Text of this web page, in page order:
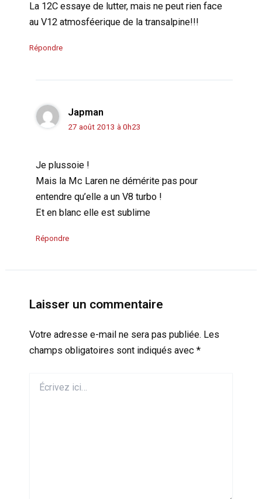
La 12C essaye de lutter, mais ne peut rien face
au V12 atmosféerique de la transalpine!!!
Répondre
Japman
27 août 2013 à 0h23
Je plussoie !
Mais la Mc Laren ne démérite pas pour
entendre qu’elle a un V8 turbo !
Et en blanc elle est sublime
Répondre
Laisser un commentaire
Votre adresse e-mail ne sera pas publiée. Les
champs obligatoires sont indiqués avec *
ici…